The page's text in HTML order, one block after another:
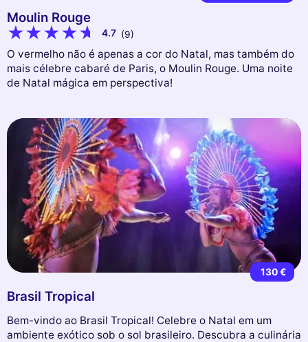
Moulin Rouge
4.7 (9)
O vermelho não é apenas a cor do Natal, mas também do
mais célebre cabaré de Paris, o Moulin Rouge. Uma noite
de Natal mágica em perspectiva!
130 €
Brasil Tropical
Bem-vindo ao Brasil Tropical! Celebre o Natal em um
ambiente exótico sob o sol brasileiro. Descubra a culinária